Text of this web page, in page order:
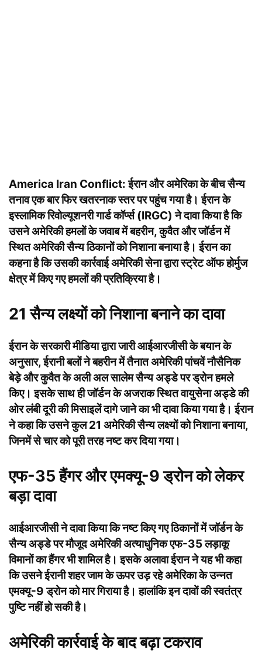
America Iran Conflict:ईरान और अमेरिका के बीच सैन्य
तनाव एक बार फिर खतरनाक स्तर पर पहुंच गया है। ईरान के
इस्लामिक रिवोल्यूशनरी गार्ड कॉर्प्स (IRGC) ने दावा किया है कि
उसने अमेरिकी हमलों के जवाब में बहरीन, कुवैत और जॉर्डन में
स्थित अमेरिकी सैन्य ठिकानों को निशाना बनाया है। ईरान का
कहना है कि उसकी कार्रवाई अमेरिकी सेना द्वारा स्ट्रेट ऑफ होर्मुज
क्षेत्र में किए गए हमलों की प्रतिक्रिया है।
21 सैन्य लक्ष्यों को निशाना बनाने का दावा
ईरान के सरकारी मीडिया द्वारा जारी आईआरजीसी के बयान के
अनुसार, ईरानी बलों ने बहरीन में तैनात अमेरिकी पांचवें नौसैनिक
बेड़े और कुवैत के अली अल सालेम सैन्य अड्डे पर ड्रोन हमले
किए। इसके साथ ही जॉर्डन के अजराक स्थित वायुसेना अड्डे की
ओर लंबी दूरी की मिसाइलें दागे जाने का भी दावा किया गया है। ईरान
ने कहा कि उसने कुल 21 अमेरिकी सैन्य लक्ष्यों को निशाना बनाया,
जिनमें से चार को पूरी तरह नष्ट कर दिया गया।
एफ-35 हैंगर और एमक्यू-9 ड्रोन को लेकर
बड़ा दावा
आईआरजीसी ने दावा किया कि नष्ट किए गए ठिकानों में जॉर्डन के
सैन्य अड्डे पर मौजूद अमेरिकी अत्याधुनिक एफ-35 लड़ाकू
विमानों का हैंगर भी शामिल है। इसके अलावा ईरान ने यह भी कहा
कि उसने ईरानी शहर जाम के ऊपर उड़ रहे अमेरिका के उन्नत
एमक्यू-9 ड्रोन को मार गिराया है। हालांकि इन दावों की स्वतंत्र
पुष्टि नहीं हो सकी है।
अमेरिकी कार्रवाई के बाद बढ़ा टकराव